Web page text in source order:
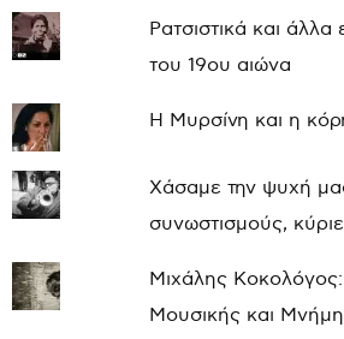
Ρατσιστικά και
του 19ου αιώνα
Η Μυρσίνη και η
Χάσαμε την ψυχή
συνωστισμούς,
Μιχάλης
Μουσικής και